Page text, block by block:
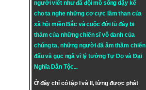
người viết như đã đội mồ sống dậy kể
cho ta nghe những cơ cực lầm than của
xã hội miền Bắc và cuộc đời tù đày bi
thảm của những chiến sĩ vô danh của
chúng ta, những người đã âm thầm chiến
đấu và gục ngã vì lý tưởngTự DovàĐại
Nghĩa Dân Tộc...
Ở đây chỉ có tập I và II, từng được phát